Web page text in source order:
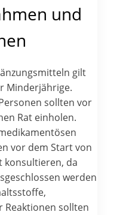
und
gilt
Minderjährige.
sollten vor
Rat einholen.
vor dem Start von
konsultieren, da
werden
sollten